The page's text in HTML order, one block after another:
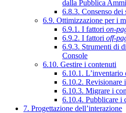
dalla Pubblica
6.8.3. Consenso dei
6.9. Ottimizzazione per i
6.9.1. I fattori on-
6.9.2. I fattori off-
6.9.3. Strumenti di
Console
6.10. Gestire i contenuti
6.10.1. L’inventario
6.10.2. Revisionare
6.10.3. Migrare i
6.10.4. Pubblicare i
7. Progettazione dell’interazione